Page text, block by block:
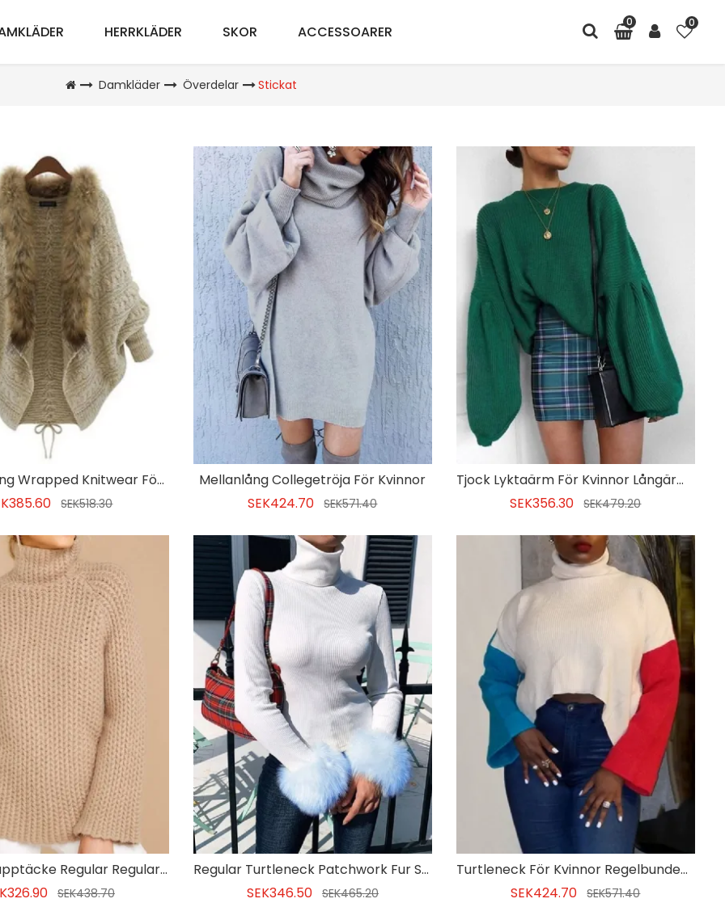
HERRKLÄDER SKOR ACCESSOARER
0 0
Damkläder Överdelar Stickat
Plain Batwing Wrapped Knitwear För Kvinnor
SEK518.30
Mellanlång Collegetröja För Kvinnor
SEK424.70
SEK571.40
Tjock Lyktaärm För Kvinnor Långärmad Standardtröja
SEK356.30
SEK479.20
Kvinnors Lapptäcke Regular Regular Turtleneck Långärmad Tröja
SEK438.70
Regular Turtleneck Patchwork Fur Sleeves Damtröja
SEK346.50
SEK465.20
Turtleneck För Kvinnor Regelbunden Asymmetrisk Långärmad Tröja
SEK424.70
SEK571.40